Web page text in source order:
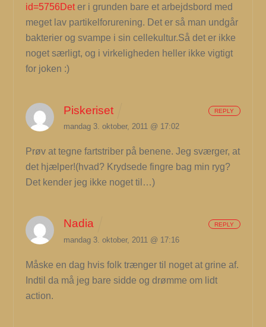
id=5756Deter i grunden bare et arbejdsbord med
meget lav partikelforurening. Det er så man undgår
bakterier og svampe i sin cellekultur.Så det er ikke
noget særligt, og i virkeligheden heller ikke vigtigt
for joken :)
Piskeriset
mandag 3. oktober, 2011 @ 17:02
Prøv at tegne fartstriber på benene. Jeg sværger, at
det hjælper!(hvad? Krydsede fingre bag min ryg?
Det kender jeg ikke noget til…)
REPLY
Nadia
mandag 3. oktober, 2011 @ 17:16
Måske en dag hvis folk trænger til noget at grine af.
Indtil da må jeg bare sidde og drømme om lidt
action.
REPLY